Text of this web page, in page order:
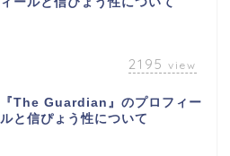
2195 view
『The Guardian』のプロフィー
ルと信ぴょう性について